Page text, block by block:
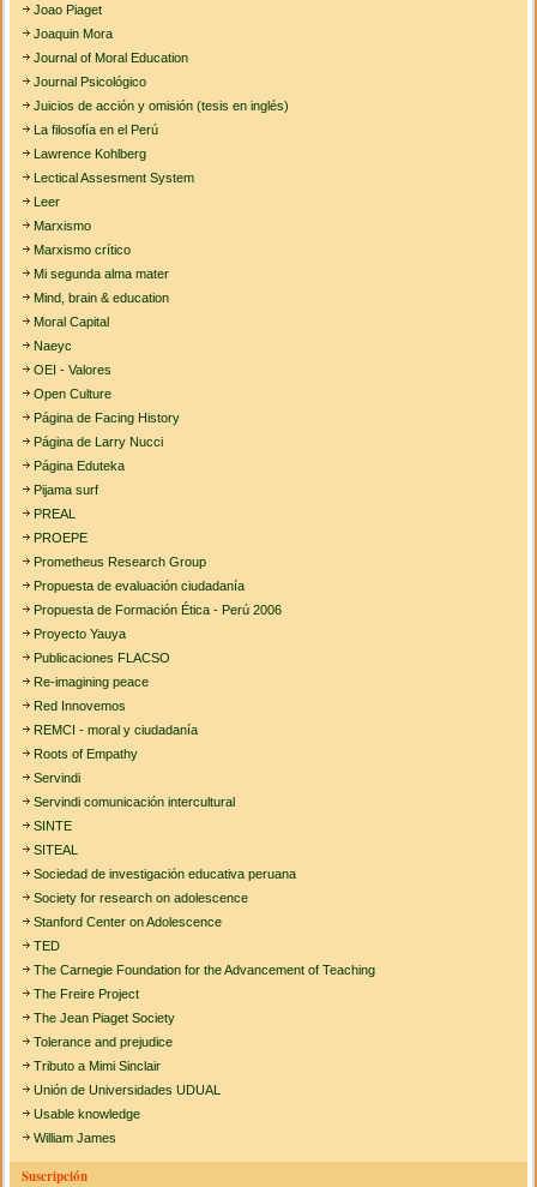
Joao Piaget
Joaquin Mora
Journal of Moral Education
Journal Psicológico
Juicios de acción y omisión (tesis en inglés)
La filosofía en el Perú
Lawrence Kohlberg
Lectical Assesment System
Leer
Marxismo
Marxismo crítico
Mi segunda alma mater
Mind, brain & education
Moral Capital
Naeyc
OEI - Valores
Open Culture
Página de Facing History
Página de Larry Nucci
Página Eduteka
Pijama surf
PREAL
PROEPE
Prometheus Research Group
Propuesta de evaluación ciudadanía
Propuesta de Formación Ética - Perú 2006
Proyecto Yauya
Publicaciones FLACSO
Re-imagining peace
Red Innovemos
REMCI - moral y ciudadanía
Roots of Empathy
Servindi
Servindi comunicación intercultural
SINTE
SITEAL
Sociedad de investigación educativa peruana
Society for research on adolescence
Stanford Center on Adolescence
TED
The Carnegie Foundation for the Advancement of Teaching
The Freire Project
The Jean Piaget Society
Tolerance and prejudice
Tributo a Mimi Sinclair
Unión de Universidades UDUAL
Usable knowledge
William James
Suscripción